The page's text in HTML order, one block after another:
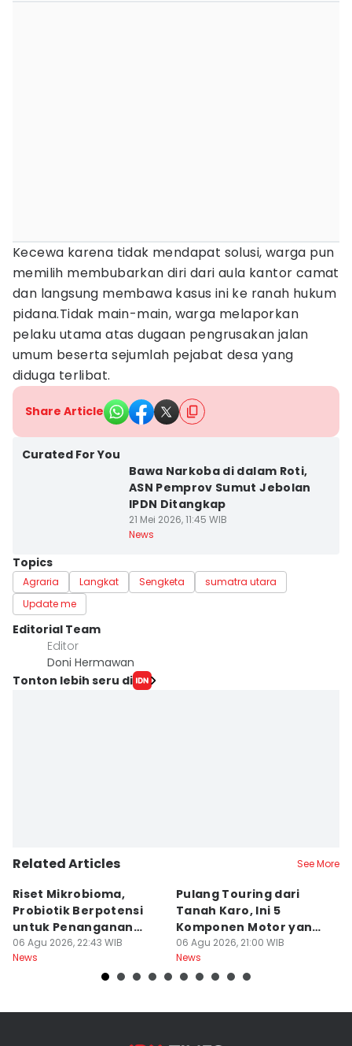
Kecewa karena tidak mendapat solusi, warga pun
memilih membubarkan diri dari aula kantor camat
dan langsung membawa kasus ini ke ranah hukum
pidana.Tidak main-main, warga melaporkan
pelaku utama atas dugaan pengrusakan jalan
umum beserta sejumlah pejabat desa yang
diduga terlibat.
Share Article
Curated For You
Bawa Narkoba di dalam Roti,
ASN Pemprov Sumut Jebolan
IPDN Ditangkap
21 Mei 2026, 11:45 WIB
News
Topics
Agraria Langkat Sengketa
sumatra utara
Update me
Editorial Team
Editor
Doni Hermawan
Tonton lebih seru di
Related Articles See More
Riset Mikrobioma,
Probiotik Berpotensi
untuk Penanganan
Jerawat
06 Agu 2026, 22:43 WIB
News
Pulang Touring dari
Tanah Karo, Ini 5
Komponen Motor yang
Wajib Dicek
06 Agu 2026, 21:00 WIB
News